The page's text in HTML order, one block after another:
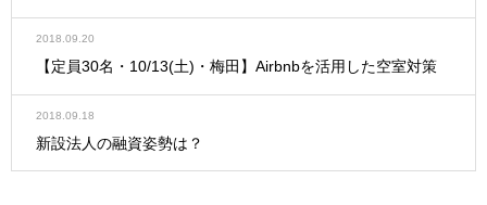
2018.09.20
【定員30名・10/13(土)・梅田】Airbnbを活用した空室対策
2018.09.18
新設法人の融資姿勢は？